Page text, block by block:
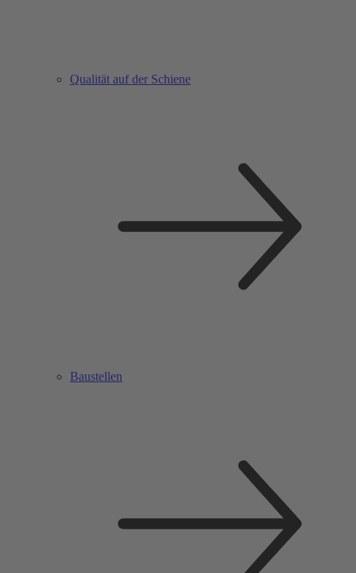
Qualität auf der Schiene
Baustellen